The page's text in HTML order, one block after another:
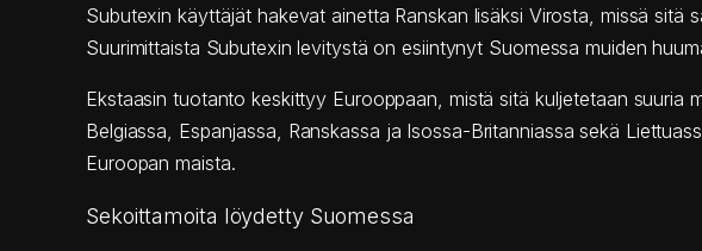
Subutexin käyttäjät hakevat ainetta Ranskan lisäksi Virosta, missä sitä
Suurimittaista Subutexin levitystä on esiintynyt Suomessa muiden
Ekstaasin tuotanto keskittyy Eurooppaan, mistä sitä kuljetetaan suuria
Belgiassa, Espanjassa, Ranskassa ja Isossa-Britanniassa sekä
Euroopan maista.
Sekoittamoita löydetty Suomessa